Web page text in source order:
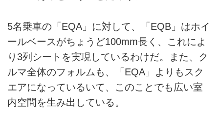
5名乗車の「EQA」に対して、「EQB」はホイ
ールベースがちょうど100mm長く、これによ
り3列シートを実現しているわけだ。また、ク
ルマ全体のフォルムも、「EQA」よりもスク
エアになっているいて、このことでも広い室
内空間を生み出している。